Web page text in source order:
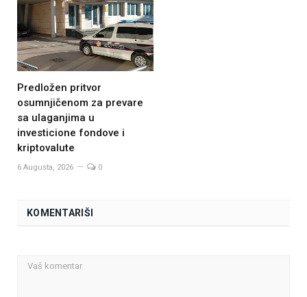
Predložen pritvor
osumnjičenom za prevare
sa ulaganjima u
investicione fondove i
kriptovalute
6 Augusta, 2026 0
KOMENTARIŠI